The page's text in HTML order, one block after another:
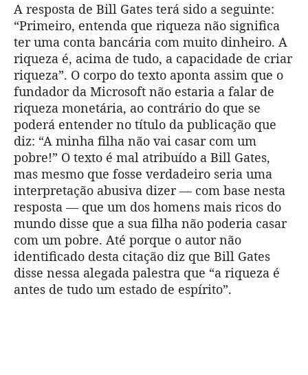
A resposta de Bill Gates terá sido a seguinte:
“Primeiro, entenda que riqueza não significa
ter uma conta bancária com muito dinheiro. A
riqueza é, acima de tudo, a capacidade de criar
riqueza”. O corpo do texto aponta assim que o
fundador da Microsoft não estaria a falar de
riqueza monetária, ao contrário do que se
poderá entender no título da publicação que
diz: “A minha filha não vai casar com um
pobre!” O texto é mal atribuído a Bill Gates,
mas mesmo que fosse verdadeiro seria uma
interpretação abusiva dizer — com base nesta
resposta — que um dos homens mais ricos do
mundo disse que a sua filha não poderia casar
com um pobre. Até porque o autor não
identificado desta citação diz que Bill Gates
disse nessa alegada palestra que “a riqueza é
antes de tudo um estado de espírito”.